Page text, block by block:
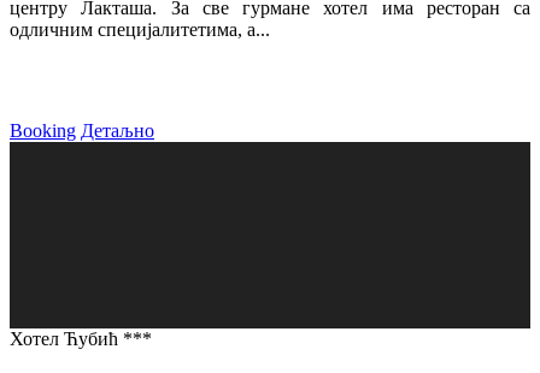
центру Лакташа. За све гурмане хотел има ресторан са
одличним специјалитетима, а...
Booking Детаљно
Хотел Ћубић ***